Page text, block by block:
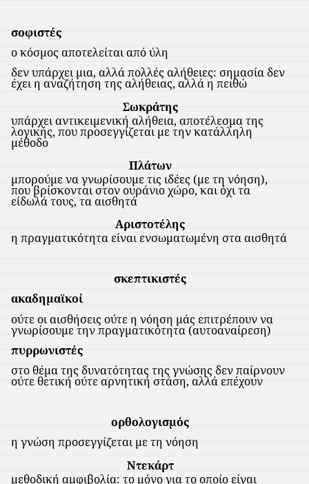
σοφιστές
ο κόσμος αποτελείται από ύλη
δεν υπάρχει μια, αλλά πολλές αλήθειες: σημασία δεν
έχει η αναζήτηση της αλήθειας, αλλά η πειθώ
Σωκράτης
υπάρχει αντικειμενική αλήθεια, αποτέλεσμα της
λογικής, που προσεγγίζεται με την κατάλληλη
μέθοδο
Πλάτων
μπορούμε να γνωρίσουμε τις ιδέες (με τη νόηση),
που βρίσκονται στον ουράνιο χώρο, και όχι τα
είδωλά τους, τα αισθητά
Αριστοτέλης
η πραγματικότητα είναι ενσωματωμένη στα αισθητά
σκεπτικιστές
ακαδημαϊκοί
ούτε οι αισθήσεις ούτε η νόηση μάς επιτρέπουν να
γνωρίσουμε την πραγματικότητα (αυτοαναίρεση)
πυρρωνιστές
στο θέμα της δυνατότητας της γνώσης δεν παίρνουν
ούτε θετική ούτε αρνητική στάση, αλλά επέχουν
ορθολογισμός
η γνώση προσεγγίζεται με τη νόηση
Ντεκάρτ
μεθοδική αμφιβολία: το μόνο για το οποίο είναι